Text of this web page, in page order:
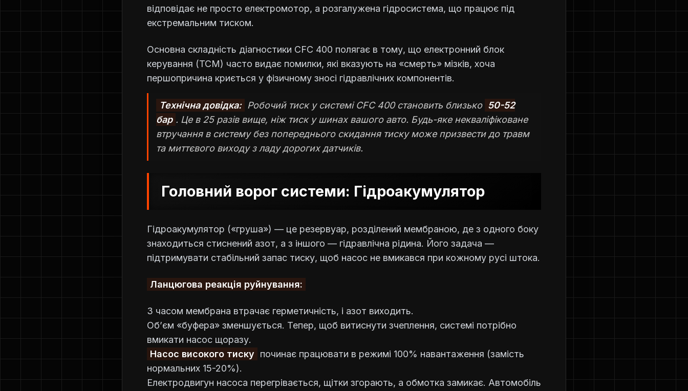
відповідає не просто електромотор, а розгалужена гідросистема, що працює під
екстремальним тиском.
Основна складність діагностики CFC 400 полягає в тому, що електронний блок
керування (TCM) часто видає помилки, які вказують на «смерть» мізків, хоча
першопричина криється у фізичному зносі гідравлічних компонентів.
Технічна довідка: Робочий тиск у системі CFC 400 становить близько 50-52
бар . Це в 25 разів вище, ніж тиск у шинах вашого авто. Будь-яке некваліфіковане
втручання в систему без попереднього скидання тиску може призвести до травм
та миттєвого виходу з ладу дорогих датчиків.
Головний ворог системи: Гідроакумулятор
Гідроакумулятор («груша») — це резервуар, розділений мембраною, де з одного боку
знаходиться стиснений азот, а з іншого — гідравлічна рідина. Його задача —
підтримувати стабільний запас тиску, щоб насос не вмикався при кожному русі штока.
Ланцюгова реакція руйнування:
З часом мембрана втрачає герметичність, і азот виходить.
Об’єм «буфера» зменшується. Тепер, щоб витиснути зчеплення, системі потрібно
вмикати насос щоразу.
Насос високого тиску
починає працювати в режимі 100% навантаження (замість
нормальних 15-20%).
Електродвигун насоса перегрівається, щітки згорають, а обмотка замикає. Автомобіль